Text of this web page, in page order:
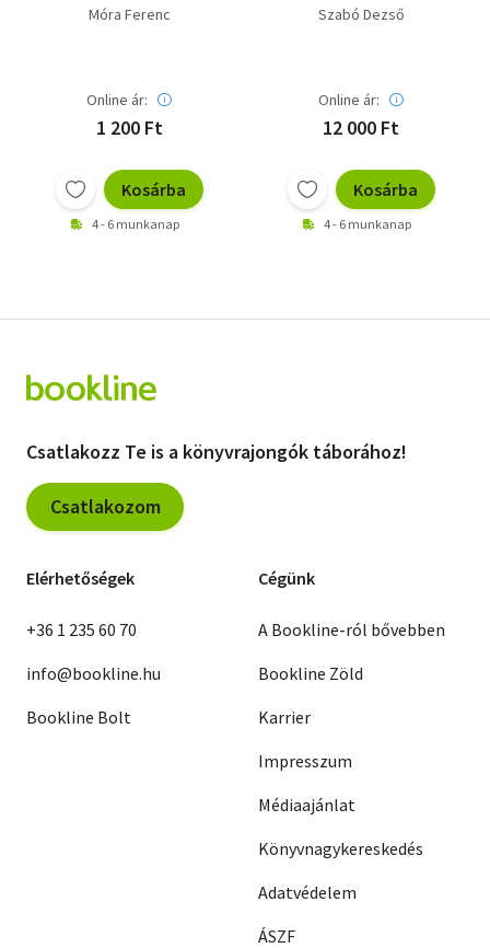
Móra Ferenc
Online ár:
1 200 Ft
Kosárba
4 - 6 munkanap
Szabó Dezső
Online ár:
12 000 Ft
Kosárba
4 - 6 munkanap
Csatlakozz Te is a könyvrajongók táborához!
Csatlakozom
Elérhetőségek
+36 1 235 60 70
info@bookline.hu
Bookline Bolt
Cégünk
A Bookline-ról bővebben
Bookline Zöld
Karrier
Impresszum
Médiaajánlat
Könyvnagykereskedés
Adatvédelem
ÁSZF